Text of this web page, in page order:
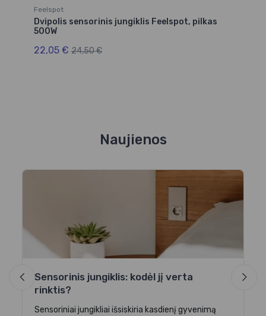
Feelspot
Dvipolis sensorinis jungiklis Feelspot, pilkas
500W
22,05 € 24,50 €
Naujienos
Sensorinis jungiklis: kodėl jį verta
rinktis?
Sensoriniai jungikliai išsiskiria kasdienį gyvenimą